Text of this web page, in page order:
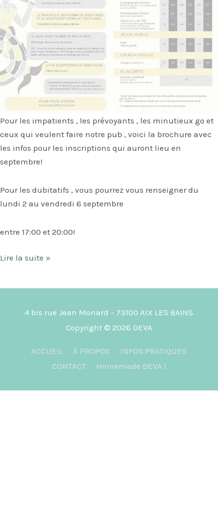
Pour les impatients , les prévoyants , les minutieux go et
ceux qui veulent faire notre pub , voici la brochure avec
les infos pour les inscriptions qui auront lieu en
septembre!
Pour les dubitatifs , vous pourrez vous renseigner du
lundi 2 au vendredi 6 septembre
entre 17:00 et 20:00!
INSCRIPTIONS
Lire la suite »
4 bis rue Jean Monard – 73100 AIX LES BAINS
Copyright © 2026 DEVA
ACCUEIL À PROPOS
INFOS PRATIQUES
CONTACT
Homemade DEVA !